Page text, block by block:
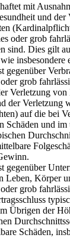
mit
und der
oder grob
sind. Dies gilt
insbesondere
gegenüber
grob
Verletzung
der Verletzung
auf die bei
Schäden und
gegenüber
Leben, Körper
grob
Übrigen der
Schäden,